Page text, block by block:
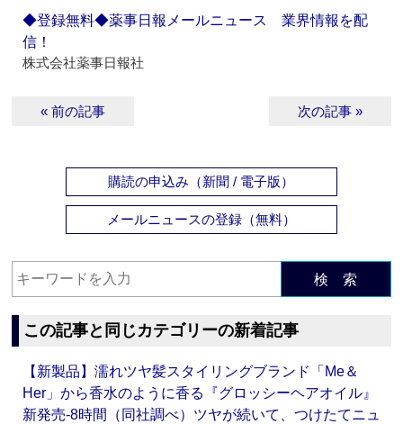
◆登録無料◆薬事日報メールニュース 業界情報を配
信！
株式会社薬事日報社
« 前の記事 次の記事 »
購読の申込み（新聞 / 電子版）
メールニュースの登録（無料）
検 索
この記事と同じカテゴリーの新着記事
【新製品】濡れツヤ髪スタイリングブランド「Me＆
Her」から香水のように香る『グロッシーヘアオイル』
新発売‐8時間（同社調べ）ツヤが続いて、つけたてニュ